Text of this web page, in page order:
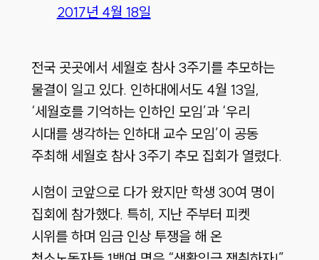
2017년 4월 18일
전국 곳곳에서 세월호 참사 3주기를 추모하는
물결이 일고 있다. 인하대에서도 4월 13일,
‘세월호를 기억하는 인하인 모임’과 ‘우리
시대를 생각하는 인하대 교수 모임’이 공동
주최해 세월호 참사 3주기 추모 집회가 열렸다.
시험이 코앞으로 다가 왔지만 학생 30여 명이
집회에 참가했다. 특히, 지난 주부터 피켓
시위를 하며 임금 인상 투쟁을 해 온